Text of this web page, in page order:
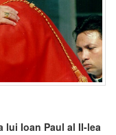
lui Ioan Paul al II-lea